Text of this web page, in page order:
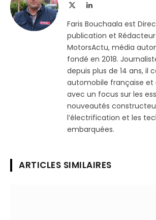
LinkedIn
Faris Bouchaala est
publication et
MotorsActu, média
fondé en 2018.
depuis plus de 14 ans, il
automobile française et
avec un focus sur les
nouveautés
l’électrification et les
embarquées.
ARTICLES SIMILAIRES